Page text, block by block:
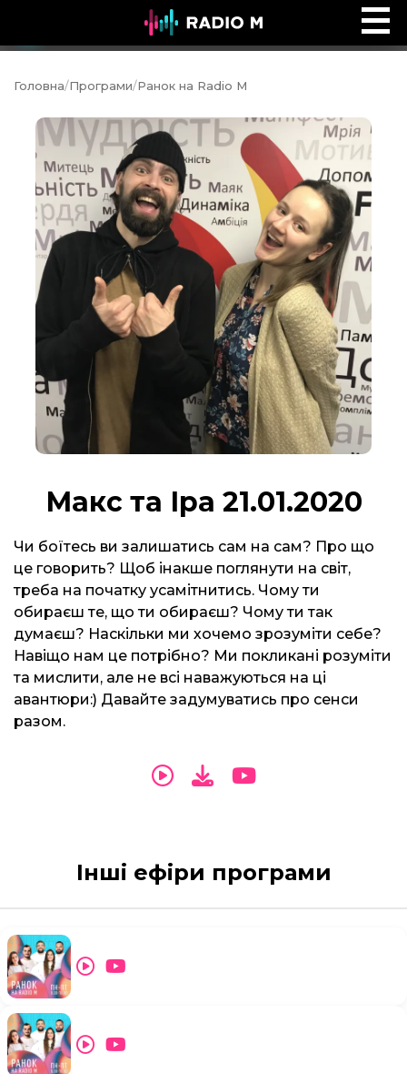
Інтервʼю Time
Головна/Програми/Ранок на Radio M
Макс та Іра 21.01.2020
Чи боїтесь ви залишатись сам на сам? Про що
це говорить? Щоб інакше поглянути на світ,
треба на початку усамітнитись. Чому ти
обираєш те, що ти обираєш? Чому ти так
думаєш? Наскільки ми хочемо зрозуміти себе?
Навіщо нам це потрібно? Ми покликані розуміти
та мислити, але не всі наважуються на ці
авантюри:) Давайте задумуватись про сенси
разом.
Інші ефіри програми